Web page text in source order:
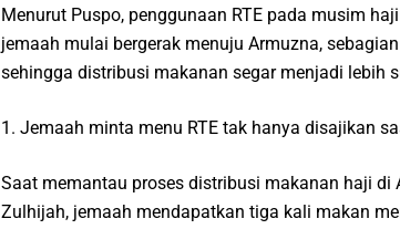
Menurut Puspo, penggunaan RTE pada musim
jemaah mulai bergerak menuju Armuzna,
sehingga distribusi makanan segar menjadi lebih
1. Jemaah minta menu RTE tak hanya disajikan
Saat memantau proses distribusi makanan haji di
Zulhijah, jemaah mendapatkan tiga kali makan